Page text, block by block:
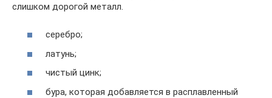
слишком дорогой металл.
серебро;
латунь;
чистый цинк;
бура, которая добавляется в расплавленный